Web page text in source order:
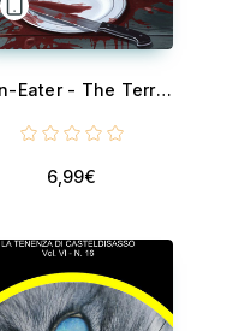
Man-Eater - The Terrifying True Story of Cannibal Killer Katherine Knight
6,99€